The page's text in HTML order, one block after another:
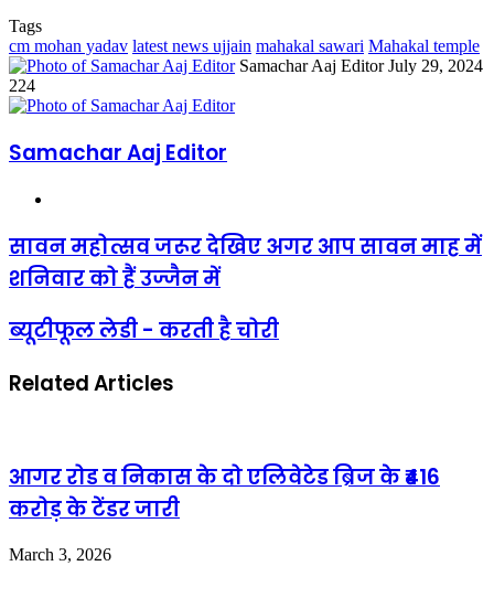
Tags
cm mohan yadav latest news ujjain mahakal sawari Mahakal temple
Samachar Aaj Editor Send
July 29, 2024
224
Samachar Aaj Editor
सावन महोत्सव जरूर देखिए अगर आप सावन माह में
शनिवार को हैं उज्जैन में
ब्यूटीफूल लेडी - करती है चोरी
Related Articles
आगर रोड व निकास के दो एलिवेटेड ब्रिज के ₹416
करोड़ के टेंडर जारी
March 3, 2026